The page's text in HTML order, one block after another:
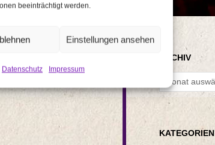
beeinträchtigt werden.
Einstellungen ansehen
Datenschutz Impressum
ARCHIV
KATEGORIEN